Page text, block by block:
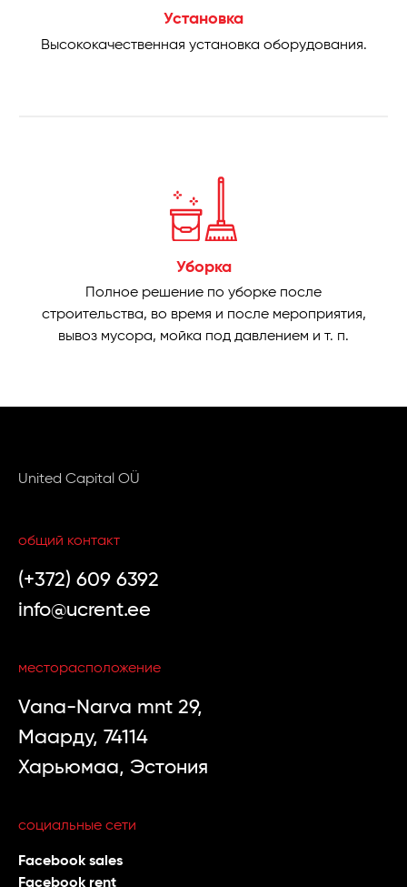
Установка
Высококачественная установка оборудования.
Уборка
Полное решение по уборке после
строительства, во время и после мероприятия,
вывоз мусора, мойка под давлением и т. п.
United Capital OÜ
общий контакт
(+372) 609 6392
info@ucrent.ee
месторасположение
Vana-Narva mnt 29,
Маарду, 74114
Харьюмаа, Эстония
социальные сети
Facebook sales
Facebook rent